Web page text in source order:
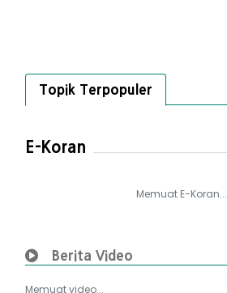
Topik Terpopuler
E-Koran
Memuat E-Koran...
Berita Video
Memuat video...